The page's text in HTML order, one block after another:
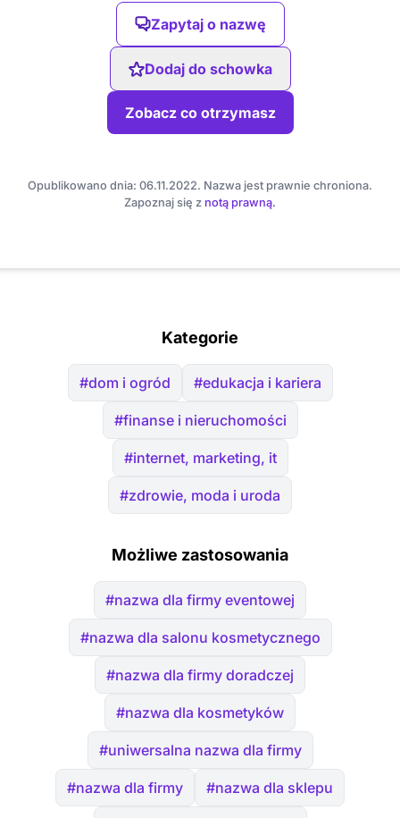
Zapytaj o nazwę
Dodaj do schowka
Zobacz co otrzymasz
Opublikowano dnia: 06.11.2022. Nazwa jest prawnie chroniona.
Zapoznaj się z notą prawną.
Kategorie
#dom i ogród #edukacja i kariera
#finanse i nieruchomości
#internet, marketing, it
#zdrowie, moda i uroda
Możliwe zastosowania
#nazwa dla firmy eventowej
#nazwa dla salonu kosmetycznego
#nazwa dla firmy doradczej
#nazwa dla kosmetyków
#uniwersalna nazwa dla firmy
#nazwa dla firmy #nazwa dla sklepu